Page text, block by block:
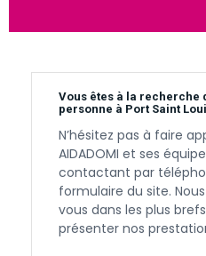
Vous êtes à la recherche
personne à Port Saint
N’hésitez pas à faire
AIDADOMI et ses
contactant par
formulaire du site.
vous dans les plus
présenter nos